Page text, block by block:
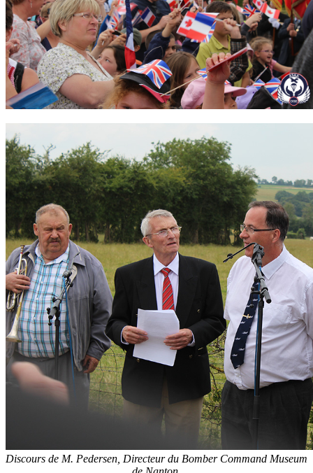
Discours de M. Pedersen, Directeur du Bomber Command Museum